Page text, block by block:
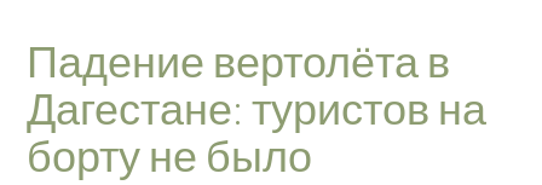
Падение вертолёта в
Дагестане: туристов на
борту не было